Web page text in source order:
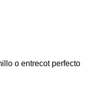
o entrecot perfecto